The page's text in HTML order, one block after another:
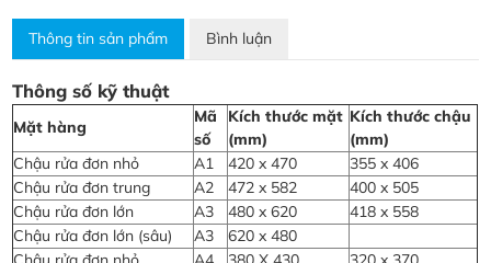
Thông tin sản phẩm Bình luận
Thông số kỹ thuật
Mặt hàng
Mã
số
Kích thước mặt
(mm)
Kích thước chậu
(mm)
Chậu rửa đơn nhỏ
A1 420 x 470
355 x 406
Chậu rửa đơn trung
A2 472 x 582
400 x 505
Chậu rửa đơn lớn
A3 480 x 620
418 x 558
Chậu rửa đơn lớn (sâu)
A3
620 x 480